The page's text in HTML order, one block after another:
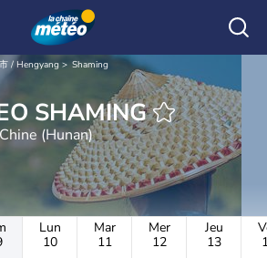
/ Hengyang Shaming
METEO SHAMING
(Hunan)
Lun
10
Mar
11
Mer
12
Jeu
13